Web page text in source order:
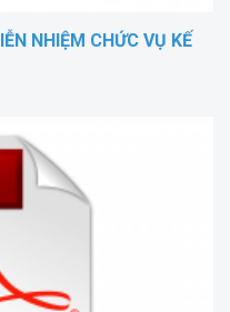
NHIỆM CHỨC VỤ KẾ